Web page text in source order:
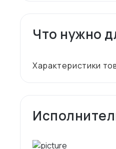
Что нужно